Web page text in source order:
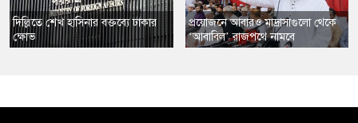
​দিল্লিতে শেখ হাসিনার বক্তব্যে ঢাকার
ক্ষোভ
​প্রয়োজনে আবারও মাদ্রাসাগুলো থেকে
‘আবাবিল’ রাজপথে নামবে